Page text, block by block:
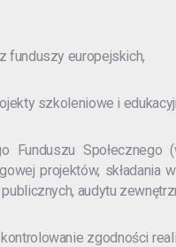
funduszy europejskich,
szkoleniowe i
Społecznego
projektów, składania
audytu
zgodności